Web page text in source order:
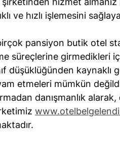
ve hızlı işlemesini
pansiyon butik otel
süreçlerine girmedikleri
düşüklüğünden
etmeleri mümkün
danışmanlık